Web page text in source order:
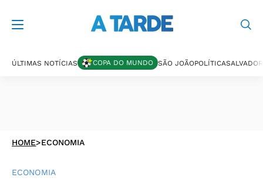
ÚLTIMAS NOTÍCIAS COPA DO MUNDO SÃO JOÃOPOLÍTICASALVADOR
HOME>ECONOMIA
ECONOMIA